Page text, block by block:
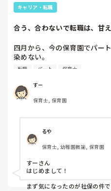
キャリア・転職
合う、合わないで転職は、甘
四月から、今の保育園でパー
染めない。
前勤務してた園は8年続いたの
なんでこんなに馴染めないんだ
先生達はいい人達だと思う。
いし、気になる。気にしない
休憩中とか話の輪に入って話
時、不慣れからか、人見知り
でワイワイ話してすごいなって
会社内の働き方改革か、来年
るらしい。社保に入るなら週5
い。。。今の自分は、まだそ
転職 パート 保育士
すー
保育士, 保育園
るや
保育士, 幼稚園教諭, 保育園
すーさん
はじめまして！
まず気になったのが社保の件